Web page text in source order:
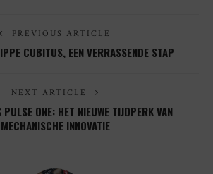
PREVIOUS ARTICLE
CUBITUS, EEN VERRASSENDE STAP
NEXT ARTICLE
PULSE ONE: HET NIEUWE TIJDPERK VAN
MECHANISCHE INNOVATIE